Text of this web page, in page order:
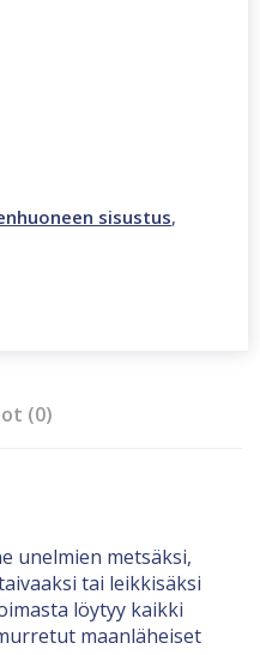
sisustus,
(0)
unelmien metsäksi,
tai leikkisäksi
löytyy kaikki
maanläheiset